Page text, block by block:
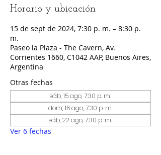
Horario y ubicación
15 de sept de 2024, 7:30 p. m. – 8:30 p.
m.
Paseo la Plaza - The Cavern, Av.
Corrientes 1660, C1042 AAP, Buenos Aires,
Argentina
Otras fechas
sáb, 15 ago, 7:30 p. m.
dom, 16 ago, 7:30 p. m.
sáb, 22 ago, 7:30 p. m.
Ver 6 fechas